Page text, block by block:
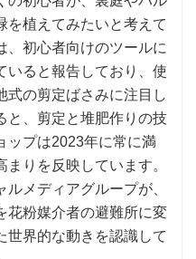
を植えてみたいと考えて
、初心者向けのツールに
いると報告しており、使
式の剪定ばさみに注目し
と、剪定と堆肥作りの技
ップは2023年に常に満
りを反映しています。
メディアグループが、
花粉媒介者の避難所に変
世界的な動きを認識して